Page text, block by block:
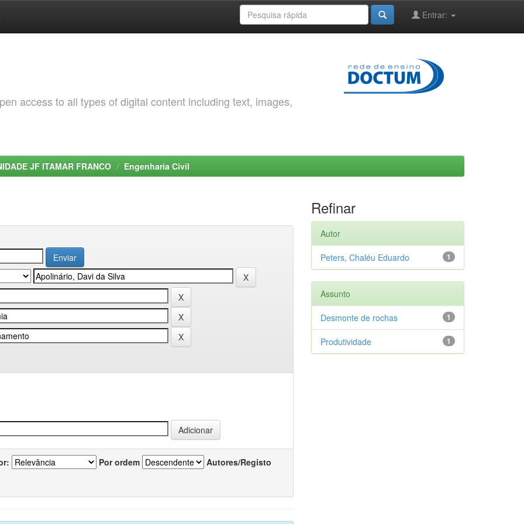
Entrar:
access to all types of digital content including text, images,
JF ITAMAR FRANCO Engenharia Civil
Por ordem Autores/Registo
Refinar
Autor
1
Peters, Chaléu Eduardo
Assunto
1
Desmonte de rochas
1
Produtividade